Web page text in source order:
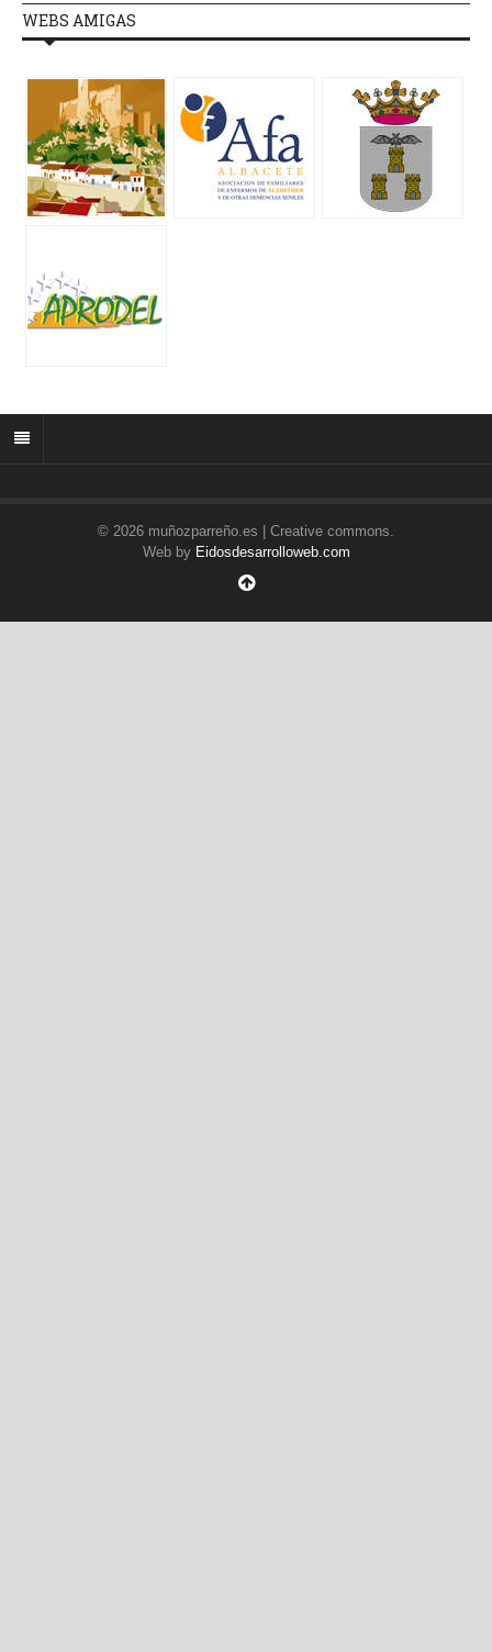
WEBS AMIGAS
© 2026 muñozparreño.es | Creative commons.
Web by Eidosdesarrolloweb.com